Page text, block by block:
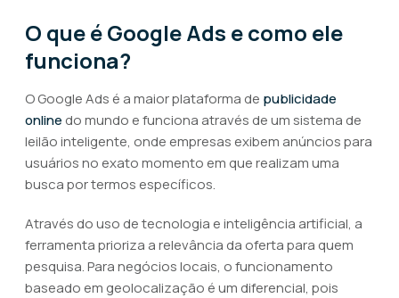
O que é Google Ads e como ele
funciona?
O Google Ads é a maior plataforma de publicidade
online do mundo e funciona através de um sistema de
leilão inteligente, onde empresas exibem anúncios para
usuários no exato momento em que realizam uma
busca por termos específicos.
Através do uso de tecnologia e inteligência artificial, a
ferramenta prioriza a relevância da oferta para quem
pesquisa. Para negócios locais, o funcionamento
baseado em geolocalização é um diferencial, pois